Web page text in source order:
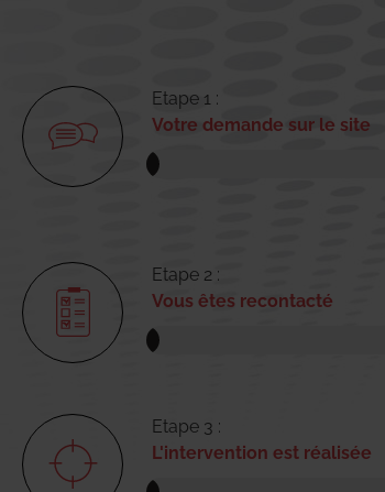
Etape 1 :
Votre demande sur le site
Etape 2 :
Vous êtes recontacté
Etape 3 :
L'intervention est réalisée